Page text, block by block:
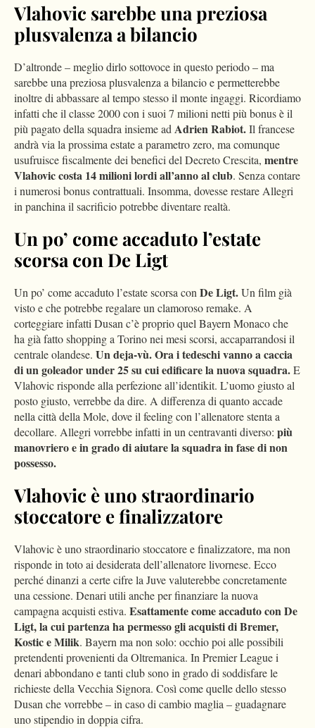
Vlahovic sarebbe una preziosa
plusvalenza a bilancio
D’altronde – meglio dirlo sottovoce in questo periodo – ma
sarebbe una preziosa plusvalenza a bilancio e permetterebbe
inoltre di abbassare al tempo stesso il monte ingaggi. Ricordiamo
infatti che il classe 2000 con i suoi 7 milioni netti più bonus è il
più pagato della squadra insieme adAdrien Rabiot.Il francese
andrà via la prossima estate a parametro zero, ma comunque
usufruisce fiscalmente dei benefici del Decreto Crescita, mentre
Vlahovic costa 14 milioni lordi all’anno al club. Senza contare
i numerosi bonus contrattuali. Insomma, dovesse restare Allegri
in panchina il sacrificio potrebbe diventare realtà.
Un po’ come accaduto l’estate
scorsa con De Ligt
Un po’ come accaduto l’estate scorsa conDe Ligt.Un film già
visto e che potrebbe regalare un clamoroso remake. A
corteggiare infatti Dusan c’è proprio quel Bayern Monaco che
ha già fatto shopping a Torino nei mesi scorsi, accaparrandosi il
centrale olandese. Un deja-vù. Ora i tedeschi vanno a caccia
di un goleador under 25 su cui edificare la nuova squadra.E
Vlahovic risponde alla perfezione all’identikit. L’uomo giusto al
posto giusto, verrebbe da dire. A differenza di quanto accade
nella città della Mole, dove il feeling con l’allenatore stenta a
decollare. Allegri vorrebbe infatti in un centravanti diverso: più
manovriero e in grado di aiutare la squadra in fase di non
possesso.
Vlahovic è uno straordinario
stoccatore e finalizzatore
Vlahovic è uno straordinario stoccatore e finalizzatore, ma non
risponde in toto ai desiderata dell’allenatore livornese. Ecco
perché dinanzi a certe cifre la Juve valuterebbe concretamente
una cessione. Denari utili anche per finanziare la nuova
campagna acquisti estiva. Esattamente come accaduto con De
Ligt, la cui partenza ha permesso gli acquisti di Bremer,
Kostic e Milik. Bayern ma non solo: occhio poi alle possibili
pretendenti provenienti da Oltremanica. In Premier League i
denari abbondano e tanti club sono in grado di soddisfare le
richieste della Vecchia Signora. Così come quelle dello stesso
Dusan che vorrebbe – in caso di cambio maglia – guadagnare
uno stipendio in doppia cifra.